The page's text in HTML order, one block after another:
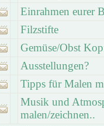
Einrahmen eurer
Filzstifte
Gemüse/Obst
Ausstellungen?
Tipps für Malen
Musik und
malen/zeichnen..